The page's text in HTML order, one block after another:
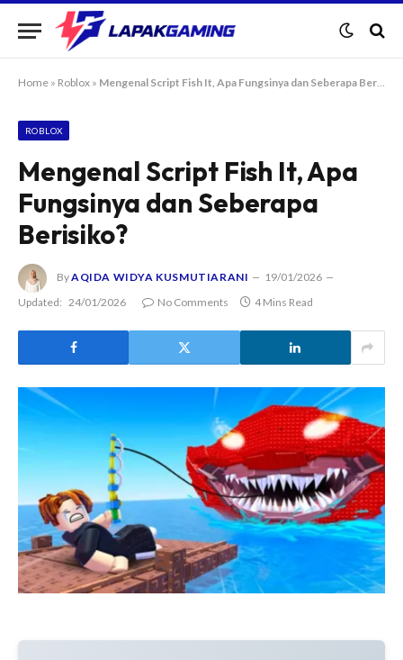
Home » Roblox » Mengenal Script Fish It, Apa Fungsinya dan Seberapa Berisiko?
ROBLOX
Mengenal Script Fish It, Apa
Fungsinya dan Seberapa
Berisiko?
ByAQIDA WIDYA KUSMUTIARANI
19/01/2026
Updated: 24/01/2026 No Comments 4 Mins Read